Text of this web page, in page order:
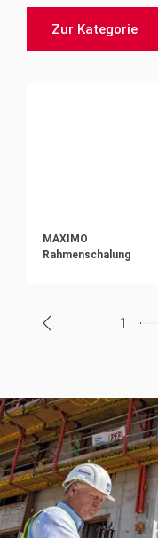
Zur Kategorie
MAXIMO
Rahmenschalung
1